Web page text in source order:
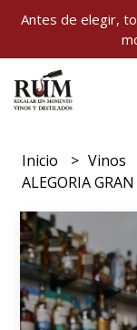
Antes de elegir,
Inicio Vinos
ALEGORIA